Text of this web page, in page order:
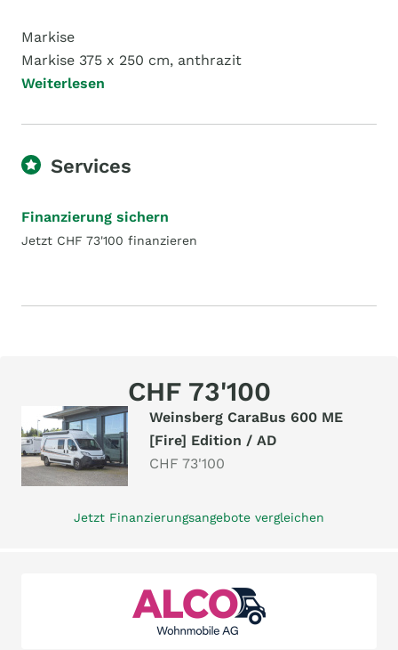
Markise
Markise 375 x 250 cm, anthrazit
Weiterlesen
Services
Finanzierung sichern
Jetzt CHF 73'100 finanzieren
CHF 73'100
Weinsberg CaraBus 600 ME
[Fire] Edition / AD
CHF 73'100
Jetzt Finanzierungsangebote vergleichen